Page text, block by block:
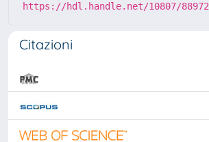
https://hdl.handle.net/10807/88972
Citazioni